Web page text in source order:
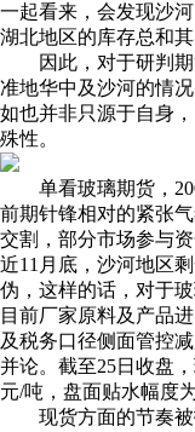
一起看来，会发现沙
湖北地区的库存总和
因此，对于研判期
准地华中及沙河的情
如也并非只源于自身
殊性。
单看玻璃期货，
前期针锋相对的紧张
交割，部分市场参与
近11月底，沙河地区
伪，这样的话，对于
目前厂家原料及产品
及税务口径侧面管控
并论。截至25日收盘
元/吨，盘面贴水幅度为
现货方面的节奏被